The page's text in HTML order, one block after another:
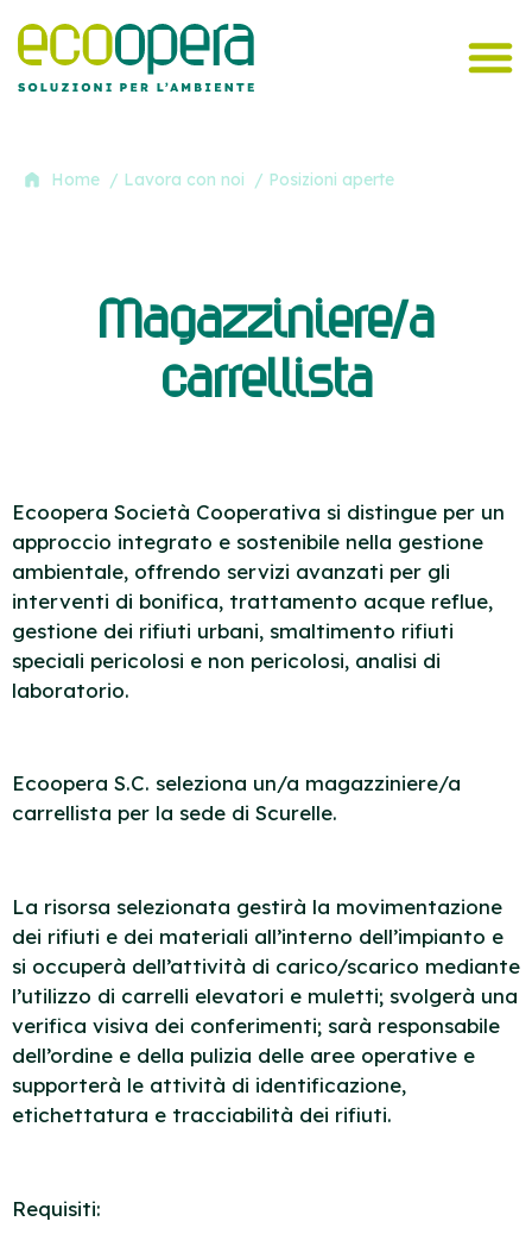
Home / Lavora con noi / Posizioni aperte
Magazziniere/a
carrellista
Ecoopera Società Cooperativa si distingue per un
approccio integrato e sostenibile nella gestione
ambientale, offrendo servizi avanzati per gli
interventi di bonifica, trattamento acque reflue,
gestione dei rifiuti urbani, smaltimento rifiuti
speciali pericolosi e non pericolosi, analisi di
laboratorio.
Ecoopera S.C. seleziona un/a magazziniere/a
carrellista per la sede di Scurelle.
La risorsa selezionata gestirà la movimentazione
dei rifiuti e dei materiali all’interno dell’impianto e
si occuperà dell’attività di carico/scarico mediante
l’utilizzo di carrelli elevatori e muletti; svolgerà una
verifica visiva dei conferimenti; sarà responsabile
dell’ordine e della pulizia delle aree operative e
supporterà le attività di identificazione,
etichettatura e tracciabilità dei rifiuti.
Requisiti: